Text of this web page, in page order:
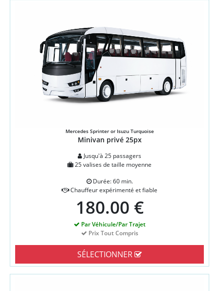
Mercedes Sprinter or Isuzu Turquoise
Minivan privé 25px
Jusqu'à 25 passagers
25 valises de taille moyenne
Durée: 60 min.
Chauffeur expérimenté et fiable
180.00 €
Par Véhicule/Par Trajet
Prix Tout Compris
SÉLECTIONNER